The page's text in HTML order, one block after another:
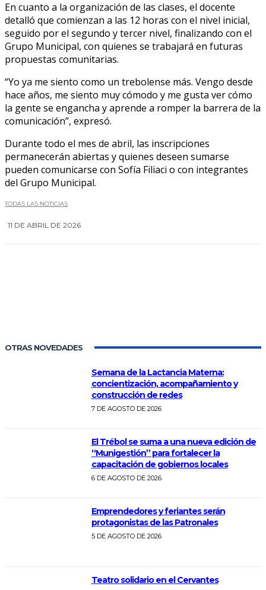
En cuanto a la organización de las clases, el docente
detalló que comienzan a las 12 horas con el nivel inicial,
seguido por el segundo y tercer nivel, finalizando con el
Grupo Municipal, con quienes se trabajará en futuras
propuestas comunitarias.
“Yo ya me siento como un trebolense más. Vengo desde
hace años, me siento muy cómodo y me gusta ver cómo
la gente se engancha y aprende a romper la barrera de la
comunicación”, expresó.
Durante todo el mes de abril, las inscripciones
permanecerán abiertas y quienes deseen sumarse
pueden comunicarse con Sofía Filiaci o con integrantes
del Grupo Municipal.
TODAS LAS NOTICIAS
11 DE ABRIL DE 2026
OTRAS NOVEDADES
Semana de la Lactancia Materna:
concientización, acompañamiento y
construcción de redes
7 DE AGOSTO DE 2026
El Trébol se suma a una nueva edición de
“Munigestión” para fortalecer la
capacitación de gobiernos locales
6 DE AGOSTO DE 2026
Emprendedores y feriantes serán
protagonistas de las Patronales
5 DE AGOSTO DE 2026
Teatro solidario en el Cervantes